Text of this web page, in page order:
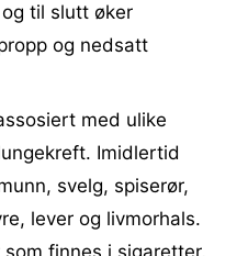
til slutt øker
og nedsatt
med ulike
Imidlertid
svelg, spiserør,
lever og livmorhals.
finnes i sigaretter,